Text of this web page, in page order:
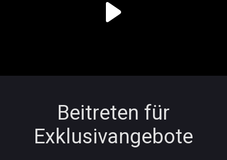
Beitreten für
Exklusivangebote